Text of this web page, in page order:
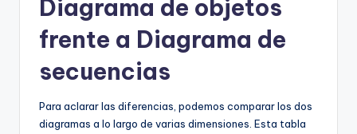
Diagrama de objetos
frente a Diagrama de
secuencias
Para aclarar las diferencias, podemos comparar los dos
diagramas a lo largo de varias dimensiones. Esta tabla